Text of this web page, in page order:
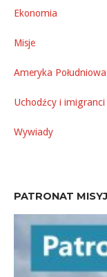
Ekonomia
Misje
Ameryka Południowa
Uchodźcy i imigranci
Wywiady
PATRONAT